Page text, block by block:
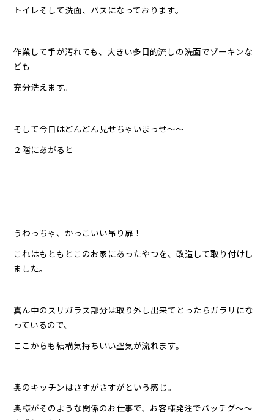
トイレそして洗面、バスになっております。
作業して手が汚れても、大きい多目的流しの洗面でゾーキンな
ども
充分洗えます。
そして今日はどんどん見せちゃいまっせ〜〜
２階にあがると
うわっちゃ、かっこいい吊り扉！
これはもともとこのお家にあったやつを、改造して取り付けし
ました。
真ん中のスリガラス部分は取り外し出来てとったらガラリにな
っているので、
ここからも結構気持ちいい空気が流れます。
奥のキッチンはさすがさすがという感じ。
奥様がそのような関係のお仕事で、お客様発注でバッチグ〜〜